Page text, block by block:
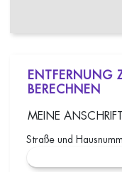
ENTFERNUNG
BERECHNEN
MEINE ANSCHRIFT
Straße und